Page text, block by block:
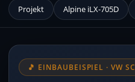
Projekt Alpine iLX-705D
🎵 EINBAUBEISPIEL · VW